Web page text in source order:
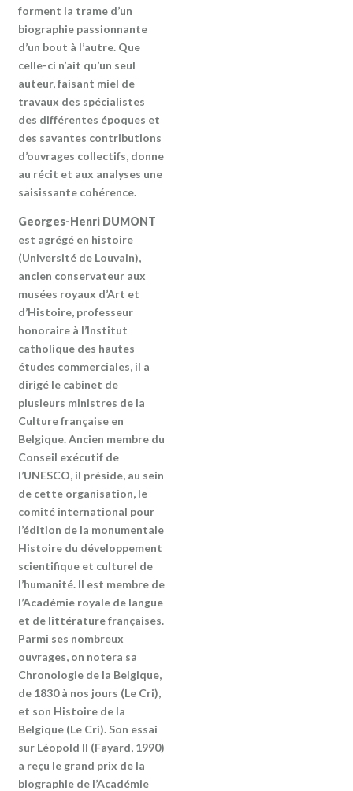
forment la trame d’un
biographie passionnante
d’un bout à l’autre. Que
celle-ci n’ait qu’un seul
auteur, faisant miel de
travaux des spécialistes
des différentes époques et
des savantes contributions
d’ouvrages collectifs, donne
au récit et aux analyses une
saisissante cohérence.
Georges-Henri DUMONT
est agrégé en histoire
(Université de Louvain),
ancien conservateur aux
musées royaux d’Art et
d’Histoire, professeur
honoraire à l’Institut
catholique des hautes
études commerciales, il a
dirigé le cabinet de
plusieurs ministres de la
Culture française en
Belgique. Ancien membre du
Conseil exécutif de
l’UNESCO, il préside, au sein
de cette organisation, le
comité international pour
l’édition de la monumentale
Histoire du développement
scientifique et culturel de
l’humanité. Il est membre de
l’Académie royale de langue
et de littérature françaises.
Parmi ses nombreux
ouvrages, on notera sa
Chronologie de la Belgique,
de 1830 à nos jours (Le Cri),
et son Histoire de la
Belgique (Le Cri). Son essai
sur Léopold II (Fayard, 1990)
a reçu le grand prix de la
biographie de l’Académie